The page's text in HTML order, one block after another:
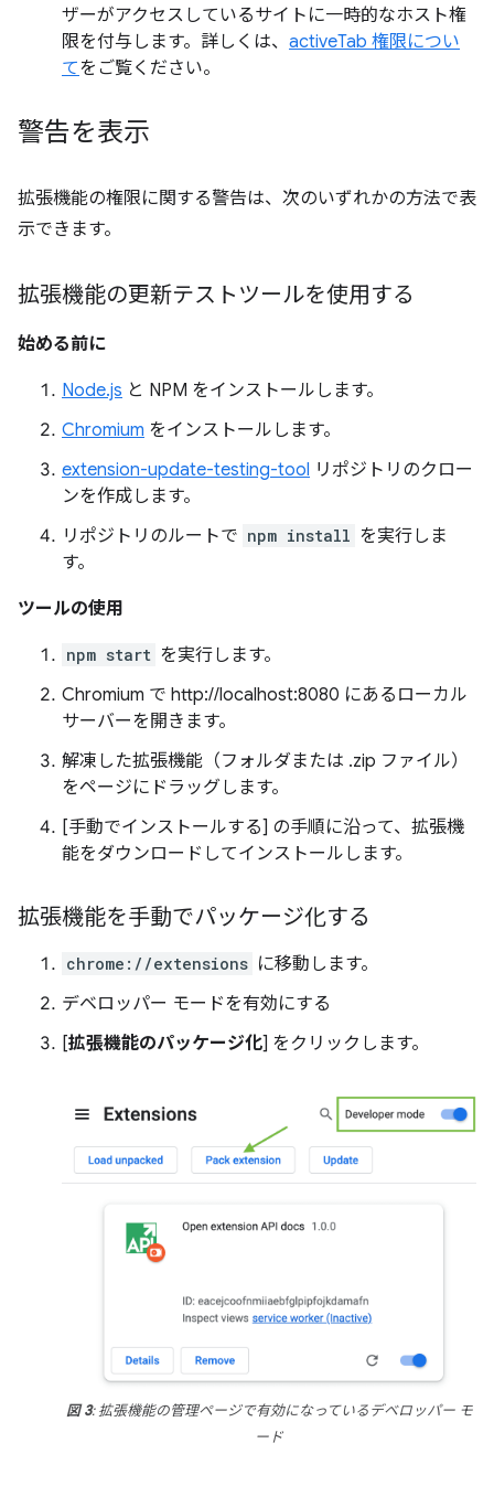
ザーがアクセスしているサイトに一時的なホスト権
限を付与します。詳しくは、 activeTab 権限につい
てをご覧ください。
警告を表示
拡張機能の権限に関する警告は、次のいずれかの方法で表
示できます。
拡張機能の更新テストツールを使用する
始める前に
Node.js と NPM をインストールします。
Chromium をインストールします。
extension-update-testing-tool リポジトリのクロー
ンを作成します。
リポジトリのルートで npm install を実行しま
す。
ツールの使用
npm start を実行します。
Chromium で http://localhost:8080 にあるローカル
サーバーを開きます。
解凍した拡張機能（フォルダまたは .zip ファイル）
をページにドラッグします。
[手動でインストールする] の手順に沿って、拡張機
能をダウンロードしてインストールします。
拡張機能を手動でパッケージ化する
chrome://extensions に移動します。
デベロッパー モードを有効にする
[拡張機能のパッケージ化] をクリックします。
図 3: 拡張機能の管理ページで有効になっているデベロッパー モ
ード